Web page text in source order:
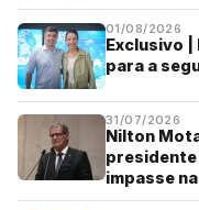
01/08/2026
Exclusivo |
para a
31/07/2026
Nilton
presidente
impasse